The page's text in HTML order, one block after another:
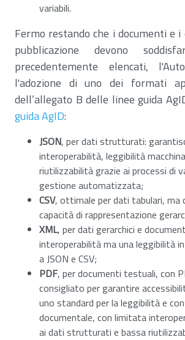
variabili.
Fermo restando che i documenti e
pubblicazione devono
precedentemente elencati,
l'adozione di uno dei formati
dell’allegato B delle linee guida
guida AgID:
JSON, per dati strutturati:
interoperabilità, leggibilità
riutilizzabilità grazie ai processi di
gestione automatizzata;
CSV, ottimale per dati tabulari, ma
capacità di rappresentazione
XML, per dati gerarchici e
interoperabilità ma una leggibilità
a JSON e CSV;
PDF, per documenti testuali, con
consigliato per garantire
uno standard per la leggibilità e
documentale, con limitata
ai dati strutturati e bassa